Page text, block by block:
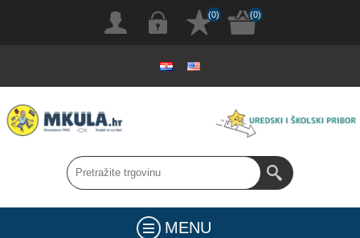
(0) (0)
MENU